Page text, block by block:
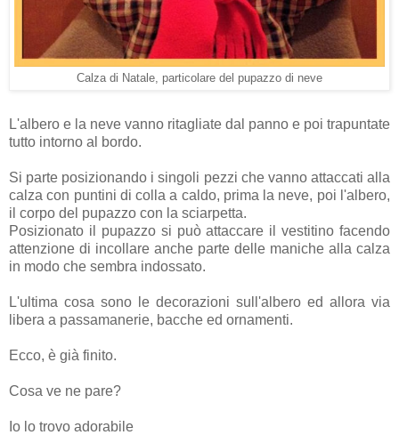
Calza di Natale, particolare del pupazzo di neve
L'albero e la neve vanno ritagliate dal panno e poi trapuntate
tutto intorno al bordo.
Si parte posizionando i singoli pezzi che vanno attaccati alla
calza con puntini di colla a caldo, prima la neve, poi l'albero,
il corpo del pupazzo con la sciarpetta.
Posizionato il pupazzo si può attaccare il vestitino facendo
attenzione di incollare anche parte delle maniche alla calza
in modo che sembra indossato.
L'ultima cosa sono le decorazioni sull'albero ed allora via
libera a passamanerie, bacche ed ornamenti.
Ecco, è già finito.
Cosa ve ne pare?
Io lo trovo adorabile